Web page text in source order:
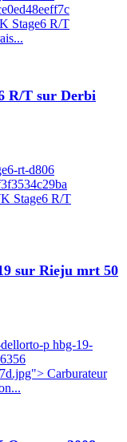
Stage6 R/T
R/T sur Derbi
rt-d806
Stage6 R/T
sur Rieju mrt 50
p hbg-19-
Carburateur